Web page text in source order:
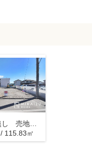
建築条件無し 売地 武蔵村山市榎2丁目 全2区画
/ 115.83㎡